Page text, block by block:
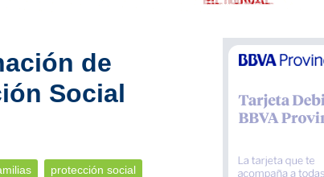
de
Social
protección social